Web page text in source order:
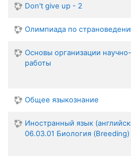
Don't give up - 2
Олимпиада по
Основы организации
работы
Общее языкознание
Иностранный язык
06.03.01 Биология (Breeding)